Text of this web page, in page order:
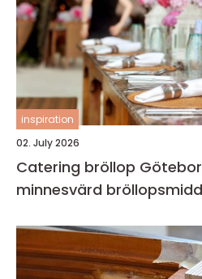
inspiration
02. July 2026
Catering bröllop
minnesvärd